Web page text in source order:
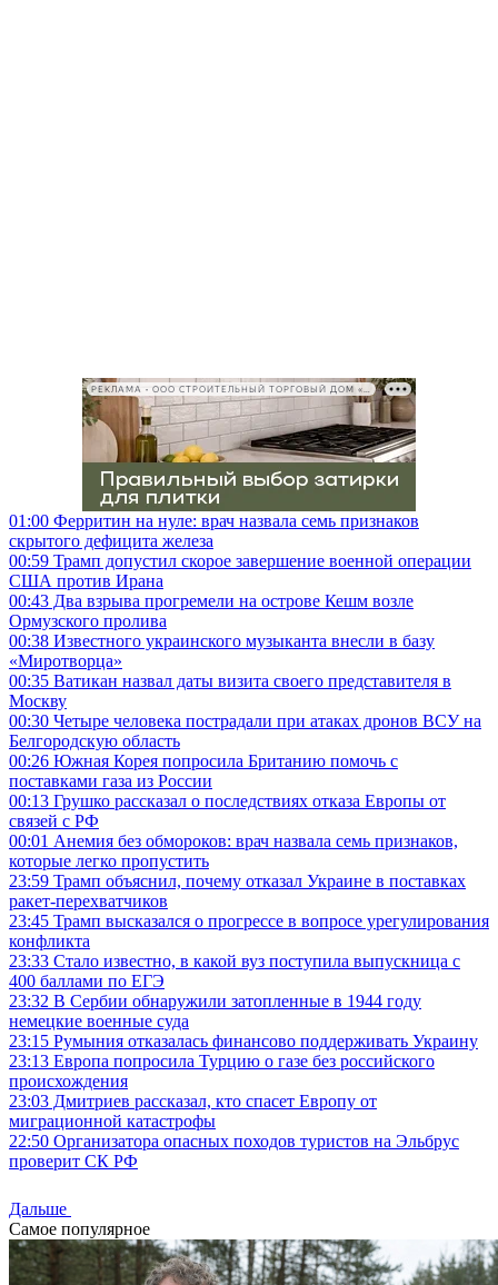
РЕКЛАМА • ООО СТРОИТЕЛЬНЫЙ ТОРГОВЫЙ ДОМ «ПЕТРОВИЧ», ИНН 7802348846
01:00 Ферритин на нуле: врач назвала семь признаков
скрытого дефицита железа
00:59 Трамп допустил скорое завершение военной операции
США против Ирана
00:43 Два взрыва прогремели на острове Кешм возле
Ормузского пролива
00:38 Известного украинского музыканта внесли в базу
«Миротворца»
00:35 Ватикан назвал даты визита своего представителя в
Москву
00:30 Четыре человека пострадали при атаках дронов ВСУ на
Белгородскую область
00:26 Южная Корея попросила Британию помочь с
поставками газа из России
00:13 Грушко рассказал о последствиях отказа Европы от
связей с РФ
00:01 Анемия без обмороков: врач назвала семь признаков,
которые легко пропустить
23:59 Трамп объяснил, почему отказал Украине в поставках
ракет-перехватчиков
23:45 Трамп высказался о прогрессе в вопросе урегулирования
конфликта
23:33 Стало известно, в какой вуз поступила выпускница с
400 баллами по ЕГЭ
23:32 В Сербии обнаружили затопленные в 1944 году
немецкие военные суда
23:15 Румыния отказалась финансово поддерживать Украину
23:13 Европа попросила Турцию о газе без российского
происхождения
23:03 Дмитриев рассказал, кто спасет Европу от
миграционной катастрофы
22:50 Организатора опасных походов туристов на Эльбрус
проверит СК РФ
Дальше
Самое популярное